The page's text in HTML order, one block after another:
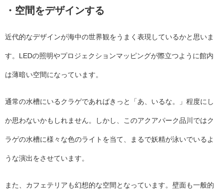
・空間をデザインする
近代的なデザインが海中の世界観をうまく表現しているかと思いま
す。LEDの照明やプロジェクションマッピングが際立つように館内
は薄暗い空間になっています。
通常の水槽にいるクラゲであればきっと「あ、いるな。」程度にし
か思わないかもしれません。しかし、このアクアパーク品川ではク
ラゲの水槽に様々な色のライトを当て、まるで妖精が泳いでいるよ
うな演出をさせています。
また、カフェテリアも幻想的な空間となっています。壁面も一般的